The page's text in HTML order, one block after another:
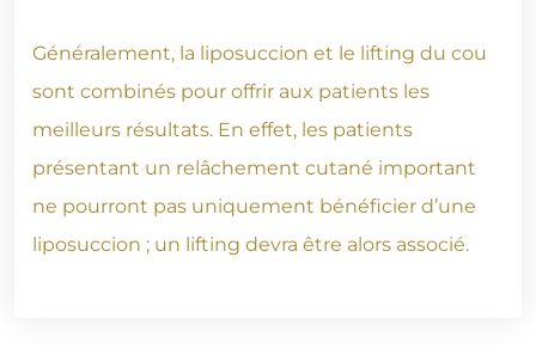
Généralement, la liposuccion et le lifting du cou
sont combinés pour offrir aux patients les
meilleurs résultats. En effet, les patients
présentant un relâchement cutané important
ne pourront pas uniquement bénéficier d’une
liposuccion ; un lifting devra être alors associé.